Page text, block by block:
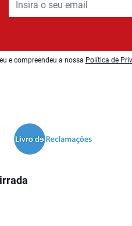
e compreendeu a nossa Política de